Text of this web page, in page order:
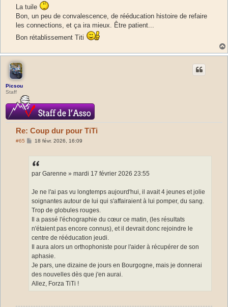
s
s
a
e
La tuile
Bon, un peu de convalescence, de rééducation histoire de refaire
les connections, et ça ira mieux. Être patient...
Bon rétablissement Titi
Picsou
Staff
Re: Coup dur pour TiTi
#65
M
a
e
18 févr. 2026, 16:09
par Garenne » mardi 17 février 2026 23:55
Je ne l'ai pas vu longtemps aujourd'hui, il avait 4 jeunes et jolie
soignantes autour de lui qui s'affairaient à lui pomper, du sang.
Trop de globules rouges.
Il a passé l'échographie du cœur ce matin, (les résultats
n'étaient pas encore connus), et il devrait donc rejoindre le
centre de rééducation jeudi.
Il aura alors un orthophoniste pour l'aider à récupérer de son
aphasie.
Je pars, une dizaine de jours en Bourgogne, mais je donnerai
des nouvelles dès que j'en aurai.
Allez, Forza TiTi !